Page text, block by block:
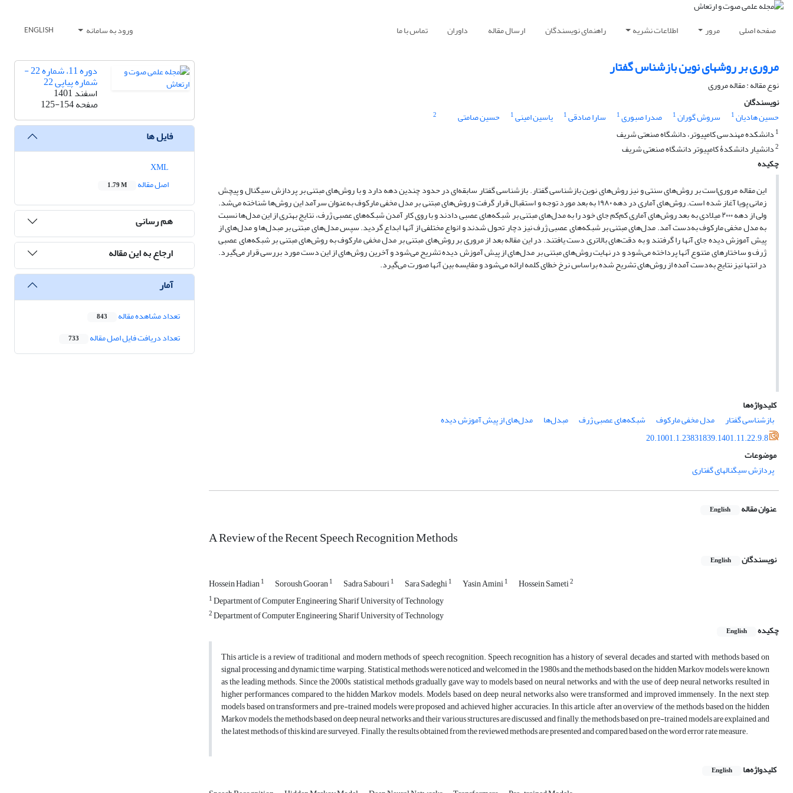
صفحه اصلی مرور اطلاعات نشریه راهنمای نویسندگان ارسال مقاله داوران تماس با ما ورود به سامانه ENGLISH
مروری بر روشهای نوین بازشناس گفتار
نوع مقاله : مقاله مروری
نویسندگان
حسین هادیان1 سروش گوران1 صدرا صبوری1 سارا صادقی1 یاسین امینی1 حسین صامتی
2
1 دانشکده مهندسی کامپیوتر، دانشگاه صنعتی شریف
2دانشیار دانشکدۀ کامپیوتر دانشگاه صنعتی شریف
چکیده
این مقاله مروری‌است بر روش‌ها‌ی سنتی و نیز روش‌های نوین بازشناسی گفتار. بازشناسی گفتار سابقه‌ای در حدود چندین دهه دارد و با روش‌های مبتنی بر پردازش سیگنال و پیچش
زمانی پویا آغاز شده است. روش‌های آماری در دهه ۱۹۸۰ به بعد مورد توجه و استقبال قرار گرفت و روش‌های مبتنی بر مدل مخفی مارکوف به‌عنوان سرآمد این روش‌ها شناخته می‌شد.
ولی از دهه ۲۰۰۰ میلادی به بعد روش‌های آماری کم‌کم جای خود را به مدل‌های مبتنی بر شبکه‌های عصبی دادند و با روی‌ کار آمدن شبکه‌های عصبی ژرف، نتایج بهتری از این مدل‌ها نسبت
به مدل مخفی مارکوف به‌دست آمد. مدل‌های مبتنی بر شبکه‌های عصبی ژرف نیز دچار تحول شدند و انواع مختلفی از آنها ابداع گردید. سپس مدل‌های مبتنی بر مبدل‌ها و مدل‌های از
پیش‌ آموزش دیده جای آنها را گرفتند و به دقت‌های بالاتری دست یافتند. در این مقاله بعد از مروری بر روش‌های مبتنی بر مدل مخفی مارکوف به روش‌های مبتنی بر شبکه‌های عصبی
ژرف و ساختارهای متنوع آنها پرداخته می‌شود و در نهایت روش‌های مبتنی بر مدل‌های از پیش آموزش دیده تشریح می‌شود و آخرین روش‌های از این دست مورد بررسی قرار می‌گیرد.
در انتها نیز نتایج به‌دست آمده از روش‌های تشریح شده براساس نرخ خطای کلمه ارائه می‌شود و مقایسه بین آنها صورت می‌گیرد.
کلیدواژه‌ها
بازشناسی گفتار
مدل مخفی مارکوف شبکه‌های عصبی ژرف مبدل‌ها
مدل‌های از پیش آموزش دیده
20.1001.1.23831839.1401.11.22.9.8
موضوعات
پردازش سیگنالهای گفتاری
عنوان مقاله English
A Review of the Recent Speech Recognition Methods
نویسندگان English
Hossein Hadian1 Soroush Gooran1 Sadra Sabouri1 Sara Sadeghi1 Yasin Amini1 Hossein Sameti2
1Department of Computer Engineering, Sharif University of Technology
2Department of Computer Engineering, Sharif University of Technology
چکیده
English
This article is a review of traditional and modern methods of speech recognition. Speech recognition has a history of several decades and started with methods based on
signal processing and dynamic time warping. Statistical methods were noticed and welcomed in the 1980s and the methods based on the hidden Markov models were known
as the leading methods. Since the 2000s, statistical methods gradually gave way to models based on neural networks, and with the use of deep neural networks, resulted in
higher performances compared to the hidden Markov models. Models based on deep neural networks also were transformed and improved immensely. In the next step,
models based on transformers and pre-trained models were proposed and achieved higher accuracies. In this article, after an overview of the methods based on the hidden
Markov models, the methods based on deep neural networks and their various structures are discussed, and finally, the methods based on pre-trained models are explained and
the latest methods of this kind are surveyed. Finally, the results obtained from the reviewed methods are presented and compared based on the word error rate measure.
کلیدواژه‌ها English
دوره 11، شماره 22 -
شماره پیاپی 22
اسفند 1401
صفحه125-154
فایل ها
اصل مقاله
1.79 M
هم رسانی
ارجاع به این مقاله
آمار
تعداد مشاهده مقاله 843
تعداد دریافت فایل اصل مقاله 733